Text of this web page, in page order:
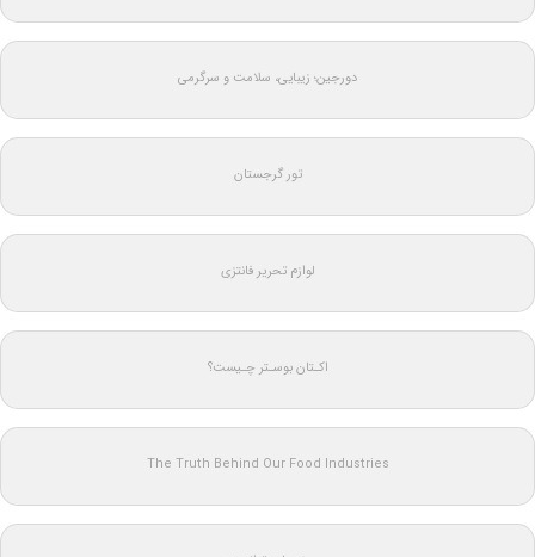
دورجین؛ زیبایی، سلامت و سرگرمی
تور گرجستان
لوازم تحریر فانتزی
اکـتان بوسـتر چـیست؟
The Truth Behind Our Food Industries